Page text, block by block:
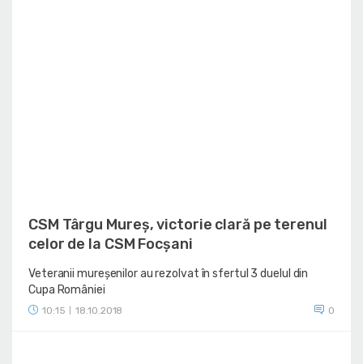
CSM Târgu Mureș, victorie clară pe terenul
celor de la CSM Focșani
Veteranii mureșenilor au rezolvat în sfertul 3 duelul din
Cupa României
10:15 18.10.2018 0